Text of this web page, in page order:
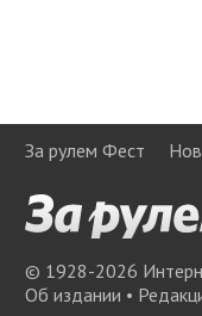
За рулем Фест
© 1928-2026
Об издании •